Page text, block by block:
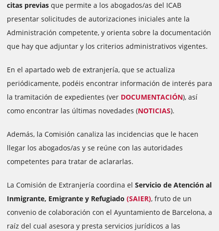
citas previas que permite a los abogados/as del ICAB
presentar solicitudes de autorizaciones iniciales ante la
Administración competente, y orienta sobre la documentación
que hay que adjuntar y los criterios administrativos vigentes.
En el apartado web de extranjería, que se actualiza
periódicamente, podéis encontrar información de interés para
la tramitación de expedientes (ver DOCUMENTACIÓN), así
como encontrar las últimas novedades (NOTICIAS).
Además, la Comisión canaliza las incidencias que le hacen
llegar los abogados/as y se reúne con las autoridades
competentes para tratar de aclararlas.
La Comisión de Extranjería coordina el Servicio de Atención al
Inmigrante, Emigrante y Refugiado (SAIER), fruto de un
convenio de colaboración con el Ayuntamiento de Barcelona, a
raíz del cual asesora y presta servicios jurídicos a las